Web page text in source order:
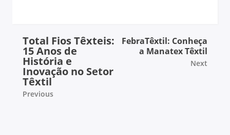
Total Fios Têxteis:
15 Anos de
História e
Inovação no Setor
Têxtil
Previous
FebraTêxtil: Conheça
a Manatex Têxtil
Next